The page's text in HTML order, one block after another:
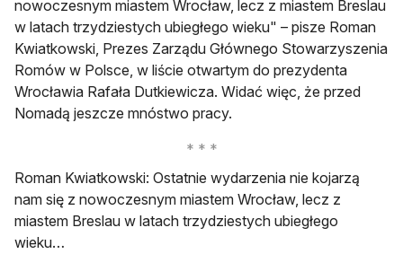
nowoczesnym miastem Wrocław, lecz z miastem Breslau
w latach trzydziestych ubiegłego wieku" – pisze Roman
Kwiatkowski, Prezes Zarządu Głównego Stowarzyszenia
Romów w Polsce, w liście otwartym do prezydenta
Wrocławia Rafała Dutkiewicza. Widać więc, że przed
Nomadą jeszcze mnóstwo pracy.
Roman Kwiatkowski: Ostatnie wydarzenia nie kojarzą
nam się z nowoczesnym miastem Wrocław, lecz z
miastem Breslau w latach trzydziestych ubiegłego
wieku…